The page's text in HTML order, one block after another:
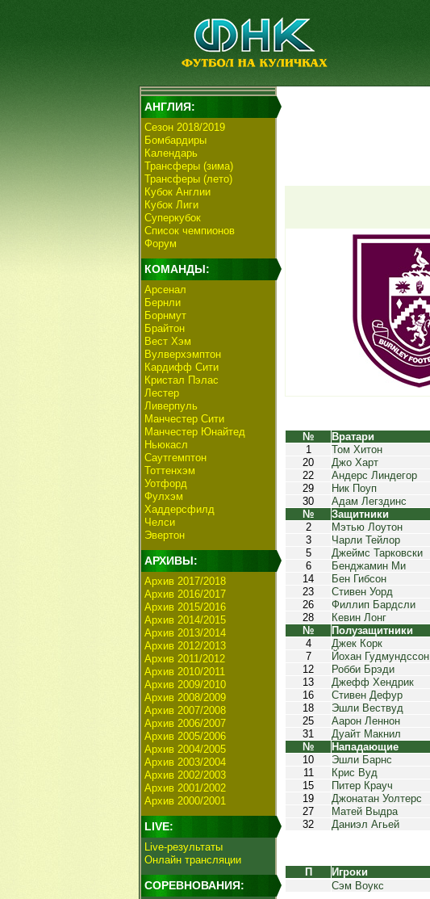
АНГЛИЯ:
Сезон 2018/2019
Бомбардиры
Календарь
Трансферы (зима)
Трансферы (лето)
Кубок Англии
Кубок Лиги
Суперкубок
Список чемпионов
Форум
КОМАНДЫ:
Арсенал
Бернли
Борнмут
Брайтон
Вест Хэм
Вулверхэмптон
Кардифф Сити
Кристал Пэлас
Лестер
Ливерпуль
Манчестер Сити
Манчестер Юнайтед
Ньюкасл
Саутгемптон
Тоттенхэм
Уотфорд
Фулхэм
Хаддерсфилд
Челси
Эвертон
АРХИВЫ:
Архив 2017/2018
Архив 2016/2017
Архив 2015/2016
Архив 2014/2015
Архив 2013/2014
Архив 2012/2013
Архив 2011/2012
Архив 2010/2011
Архив 2009/2010
Архив 2008/2009
Архив 2007/2008
Архив 2006/2007
Архив 2005/2006
Архив 2004/2005
Архив 2003/2004
Архив 2002/2003
Архив 2001/2002
Архив 2000/2001
LIVE:
Live-результаты
Онлайн трансляции
СОРЕВНОВАНИЯ:
№
Вратари
1
Том Хитон
20
Джо Харт
22
Андерс Линдегор
29
Ник Поуп
30
Адам Легздинс
№
Защитники
2
Мэтью Лоутон
3
Чарли Тейлор
5
Джеймс Тарковски
6
Бенджамин Ми
14
Бен Гибсон
23
Стивен Уорд
26
Филлип Бардсли
28
Кевин Лонг
№
Полузащитники
4
Джек Корк
7
Йохан Гудмундссон
12
Робби Брэди
13
Джефф Хендрик
16
Стивен Дефур
18
Эшли Вествуд
25
Аарон Леннон
31
Дуайт Макнил
№
Нападающие
10
Эшли Барнс
11
Крис Вуд
15
Питер Крауч
19
Джонатан Уолтерс
27
Матей Выдра
32
Даниэл Агьей
П
Игроки
Сэм Воукс